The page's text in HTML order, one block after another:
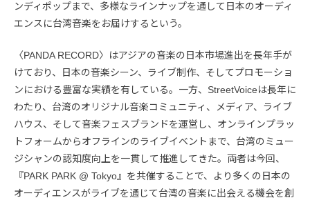
ンディポップまで、多様なラインナップを通して日本のオーディ
エンスに台湾音楽をお届けするという。
〈PANDA RECORD〉はアジアの音楽の日本市場進出を長年手が
けており、日本の音楽シーン、ライブ制作、そしてプロモーショ
ンにおける豊富な実績を有している。一方、StreetVoiceは長年に
わたり、台湾のオリジナル音楽コミュニティ、メディア、ライブ
ハウス、そして音楽フェスブランドを運営し、オンラインプラッ
トフォームからオフラインのライブイベントまで、台湾のミュー
ジシャンの認知度向上を一貫して推進してきた。両者は今回、
『PARK PARK @ Tokyo』を共催することで、より多くの日本の
オーディエンスがライブを通じて台湾の音楽に出会える機会を創